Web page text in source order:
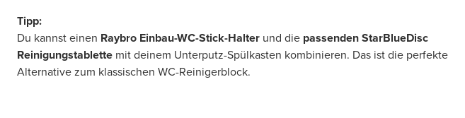
Tipp:
Du kannst einen Raybro Einbau-WC-Stick-Halter und die passenden StarBlueDisc
Reinigungstablette mit deinem Unterputz-Spülkasten kombinieren. Das ist die perfekte
Alternative zum klassischen WC-Reinigerblock.